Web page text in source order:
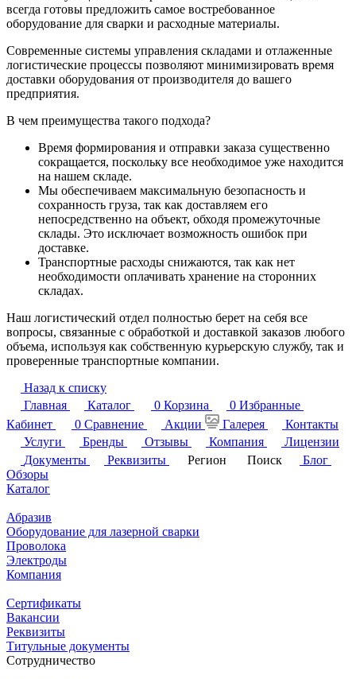
всегда готовы предложить самое востребованное
оборудование для сварки и расходные материалы.
Современные системы управления складами и отлаженные
логистические процессы позволяют минимизировать время
доставки оборудования от производителя до вашего
предприятия.
В чем преимущества такого подхода?
Время формирования и отправки заказа существенно
сокращается, поскольку все необходимое уже находится
на нашем складе.
Мы обеспечиваем максимальную безопасность и
сохранность груза, так как доставляем его
непосредственно на объект, обходя промежуточные
склады. Это исключает возможность ошибок при
доставке.
Транспортные расходы снижаются, так как нет
необходимости оплачивать хранение на сторонних
складах.
Наш логистический отдел полностью берет на себя все
вопросы, связанные с обработкой и доставкой заказов любого
объема, используя как собственную курьерскую службу, так и
проверенные транспортные компании.
Назад к списку
Главная
Каталог 0 Корзина 0 Избранные
Кабинет
0 Сравнение Акции Галерея
Контакты
Услуги
Бренды Отзывы Компания
Лицензии
Документы
Реквизиты Регион Поиск
Блог
Обзоры
Каталог
Абразив
Оборудование для лазерной сварки
Проволока
Электроды
Компания
Сертификаты
Вакансии
Реквизиты
Титульные документы
Сотрудничество